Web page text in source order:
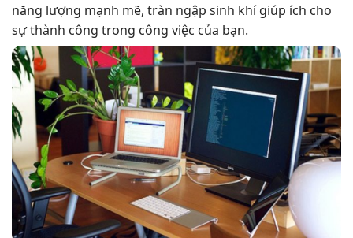
năng lượng mạnh mẽ, tràn ngập sinh khí giúp ích cho
sự thành công trong công việc của bạn.